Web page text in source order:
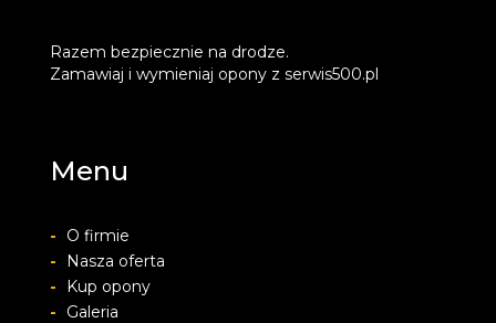
Razem bezpiecznie na drodze.
Zamawiaj i wymieniaj opony z serwis500.pl
Menu
-
O firmie
-
Nasza oferta
-
Kup opony
-
Galeria